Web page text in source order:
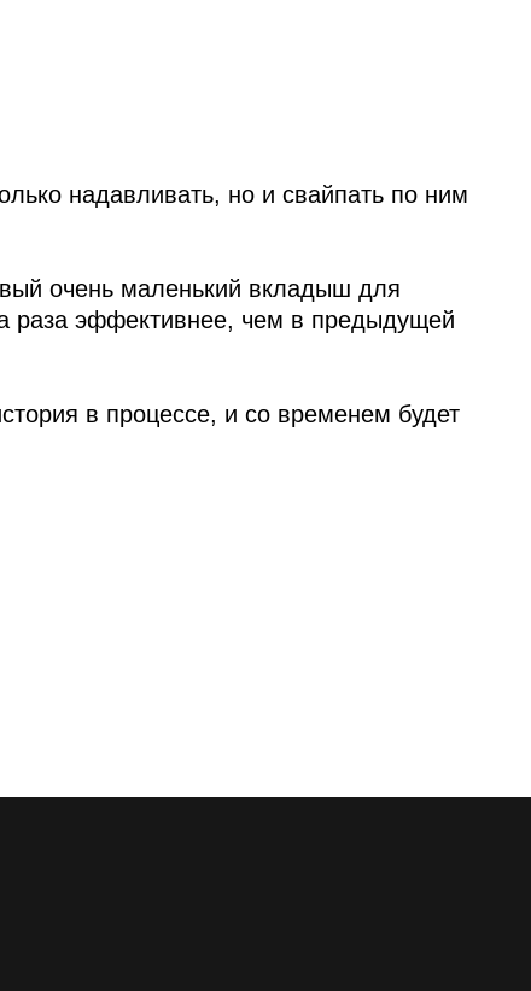
надавливать, но и свайпать по ним
очень маленький вкладыш для
раза эффективнее, чем в предыдущей
в процессе, и со временем будет